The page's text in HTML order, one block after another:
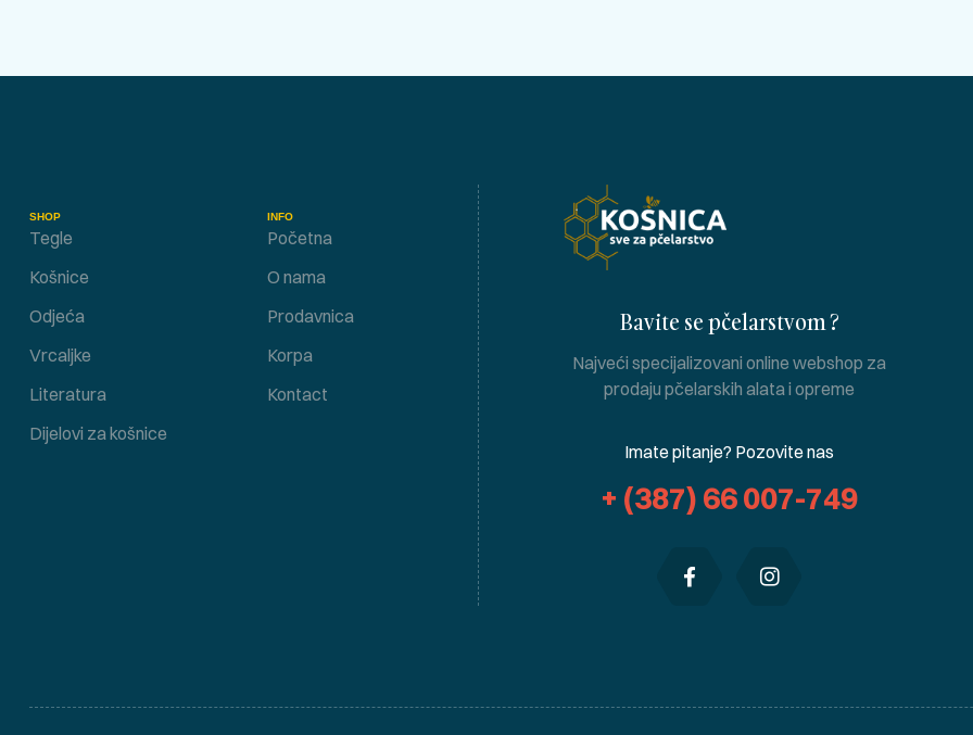
SHOP
Tegle
Košnice
Odjeća
Vrcaljke
Literatura
Dijelovi za košnice
INFO
Početna
O nama
Prodavnica
Korpa
Kontact
Bavite se pčelarstvom ?
Najveći specijalizovani online webshop za
prodaju pčelarskih alata i opreme
Imate pitanje? Pozovite nas
+ (387) 66 007-749